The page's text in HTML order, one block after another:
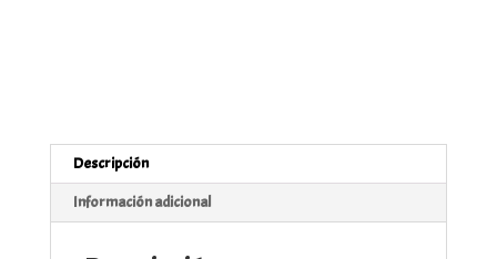
Descripción
Información adicional